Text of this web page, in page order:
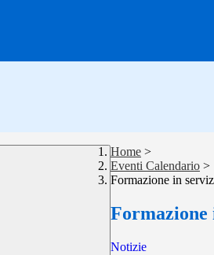
Home >
Eventi Calendario >
Formazione in
Formazione
Notizie